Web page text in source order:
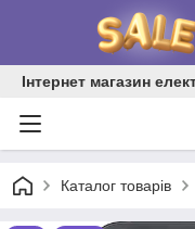
Інтернет магазин
Каталог товарів